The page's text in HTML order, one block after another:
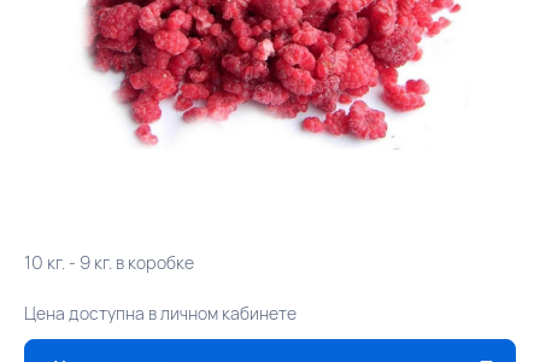
10 кг. - 9 кг. в коробке
Цена доступна в личном кабинете